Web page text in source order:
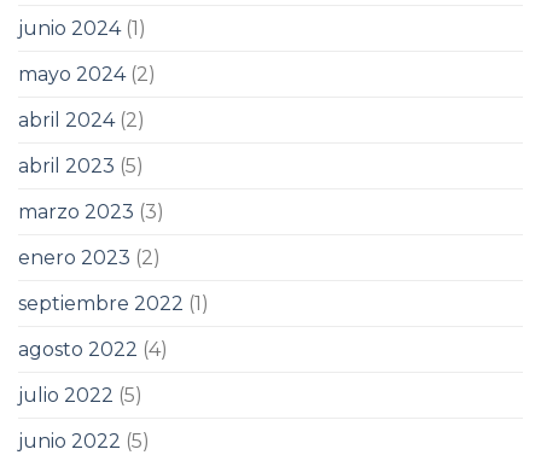
junio 2024(1)
mayo 2024(2)
abril 2024(2)
abril 2023 (5)
marzo 2023 (3)
enero 2023 (2)
septiembre 2022 (1)
agosto 2022 (4)
julio 2022 (5)
junio 2022 (5)